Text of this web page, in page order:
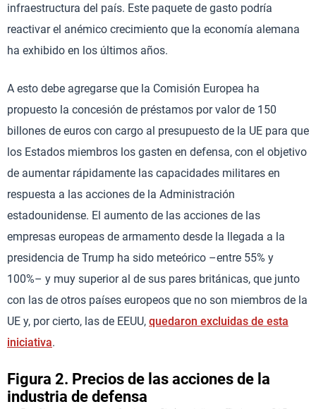
infraestructura del país. Este paquete de gasto podría
reactivar el anémico crecimiento que la economía alemana
ha exhibido en los últimos años.
A esto debe agregarse que la Comisión Europea ha
propuesto la concesión de préstamos por valor de 150
billones de euros con cargo al presupuesto de la UE para que
los Estados miembros los gasten en defensa, con el objetivo
de aumentar rápidamente las capacidades militares en
respuesta a las acciones de la Administración
estadounidense. El aumento de las acciones de las
empresas europeas de armamento desde la llegada a la
presidencia de Trump ha sido meteórico –entre 55% y
100%– y muy superior al de sus pares británicas, que junto
con las de otros países europeos que no son miembros de la
UE y, por cierto, las de EEUU, quedaron excluidas de esta
iniciativa.